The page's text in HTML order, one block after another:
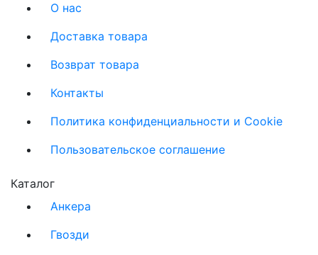
О нас
Доставка товара
Возврат товара
Контакты
Политика конфиденциальности и Cookie
Пользовательское соглашение
Каталог
Анкера
Гвозди